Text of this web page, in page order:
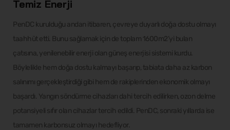
Temiz Enerji
PenDC kurulduğu andan itibaren, çevreye duyarlı doğa dostu olmayı
taahhüt etti. Bunu sağlamak için de toplam 1600m2’yi bulan
çatısına, yenilenebilir enerji olan güneş enerjisi sistemi kurdu.
Böylelikle hem doğa dostu kalmayı başarıp, tabiata daha az karbon
salınımı gerçekleştirdiği gibi hem de rakiplerinden ekonomik olmayı
başardı. Yangın söndürme cihazları dahi tercih edilirken, ozon delme
potansiyeli sıfır olan cihazlar tercih edildi. PenDC, sonraki yıllarda ise
tamamen karbonsuz olmayı hedefliyor.